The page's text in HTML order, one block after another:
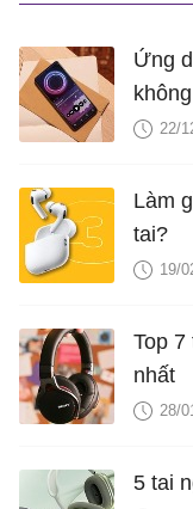
Ứng
bạn22/
Làm
tai?
19/
Top 7
nhất
28/
5 tai